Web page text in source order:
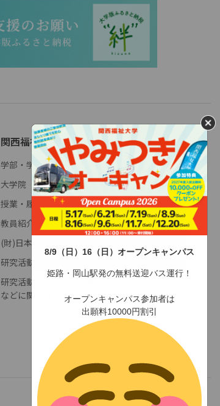
8/9（日）16（日）オープンキャンパス
姫路・岡山駅発の無料送迎バス運行！
オープンキャンパス参加者は
出願料10000円割引
関西福祉大学について
学部・学科概要
大学院
授業・履修(学年暦)
教員紹介
(財)日本高等教育評価機構
研究活動に係る不正行為調査申立窓口
研究活動に係る不正行為防止
などに関する規程